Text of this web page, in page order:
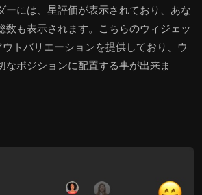
ーには、星評価が表示されており、あな
数も表示されます。こちらのウィジェッ
トバリエーションを提供しており、ウ
なポジションに配置する事が出来ま